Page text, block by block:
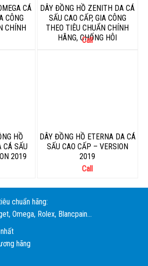
CÁ
CÔNG
CHÍNH
DÂY ĐỒNG HỒ ZENITH DA CÁ
SẤU CAO CẤP, GIA CÔNG
THEO TIÊU CHUẨN CHÍNH
HÃNG, CHỐNG HÔI
Call
HỒ
CÁ SẤU
2019
DÂY ĐỒNG HỒ ETERNA DA CÁ
SẤU CAO CẤP – VERSION
2019
Call
chuẩn hãng:
Omega, Rolex, Blancpain...
hãng